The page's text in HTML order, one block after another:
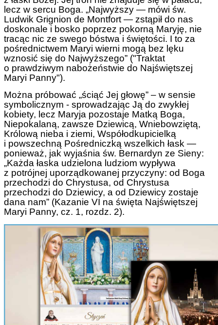
lecz w sercu Boga. „Najwyższy — mówi św.
Ludwik Grignion de Montfort — zstąpił do nas
doskonale i bosko poprzez pokorną Maryję, nie
tracąc nic ze swego bóstwa i świętości. I to za
pośrednictwem Maryi wierni mogą bez lęku
wznosić się do Najwyższego” ("Traktat
o prawdziwym nabożeństwie do Najświętszej
Maryi Panny").
Można próbować „ściąć Jej głowę” – w sensie
symbolicznym - sprowadzając Ją do zwykłej
kobiety, lecz Maryja pozostaje Matką Boga,
Niepokalaną, zawsze Dziewicą, Wniebowziętą,
Królową nieba i ziemi, Współodkupicielką
i powszechną Pośredniczką wszelkich łask —
ponieważ, jak wyjaśnia św. Bernardyn ze Sieny:
„Każda łaska udzielona ludziom wypływa
z potrójnej uporządkowanej przyczyny: od Boga
przechodzi do Chrystusa, od Chrystusa
przechodzi do Dziewicy, a od Dziewicy zostaje
dana nam” (Kazanie VI na święta Najświętszej
Maryi Panny, cz. 1, rozdz. 2).